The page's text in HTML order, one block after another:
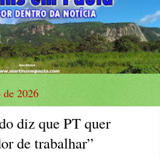
2026
diz que PT quer
de trabalhar”